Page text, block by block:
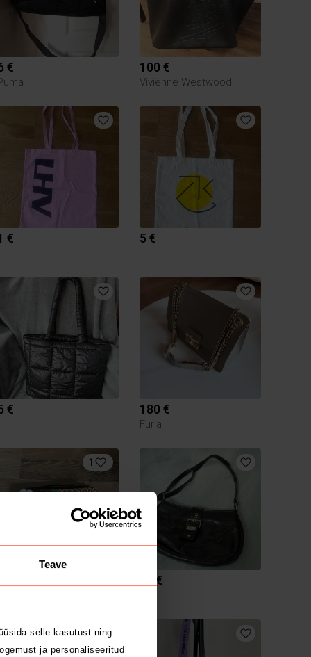
Teave
selle kasutust ning
ja personaliseeritud
€ 100 €
Vivienne Westwood
€ 5 €
€ 180 €
Furla
1
10 €
2